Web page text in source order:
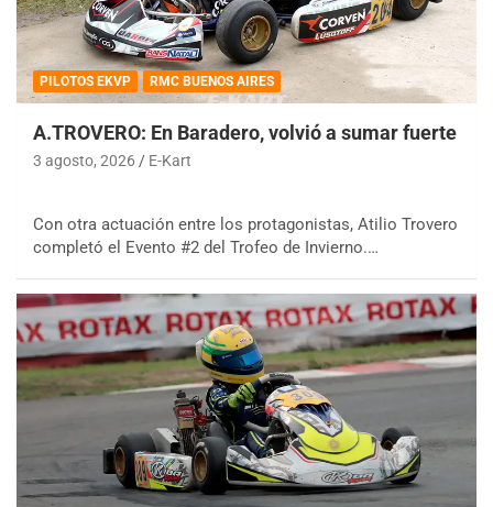
PILOTOS EKVP RMC BUENOS AIRES
A.TROVERO: En Baradero, volvió a sumar fuerte
3 agosto, 2026 E-Kart
Con otra actuación entre los protagonistas, Atilio Trovero
completó el Evento #2 del Trofeo de Invierno.…